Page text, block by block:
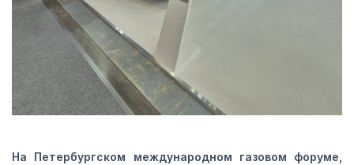
На Петербургском международном газовом форуме,